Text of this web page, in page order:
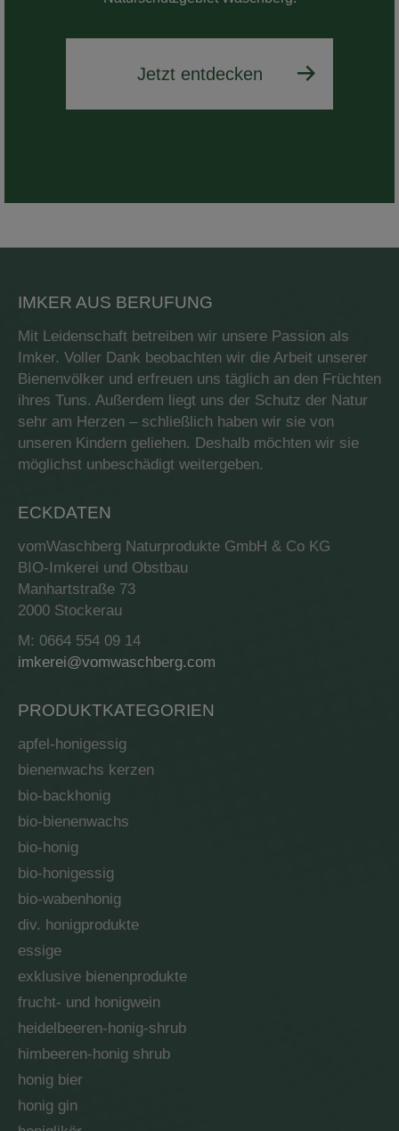
Jetzt entdecken
IMKER AUS BERUFUNG
Mit Leidenschaft betreiben wir unsere Passion als
Imker. Voller Dank beobachten wir die Arbeit unserer
Bienenvölker und erfreuen uns täglich an den Früchten
ihres Tuns. Außerdem liegt uns der Schutz der Natur
sehr am Herzen – schließlich haben wir sie von
unseren Kindern geliehen. Deshalb möchten wir sie
möglichst unbeschädigt weitergeben.
ECKDATEN
vomWaschberg Naturprodukte GmbH & Co KG
BIO-Imkerei und Obstbau
Manhartstraße 73
2000 Stockerau
M: 0664 554 09 14
imkerei@vomwaschberg.com
PRODUKTKATEGORIEN
apfel-honigessig
bienenwachs kerzen
bio-backhonig
bio-bienenwachs
bio-honig
bio-honigessig
bio-wabenhonig
div. honigprodukte
essige
exklusive bienenprodukte
frucht- und honigwein
heidelbeeren-honig-shrub
himbeeren-honig shrub
honig bier
honig gin